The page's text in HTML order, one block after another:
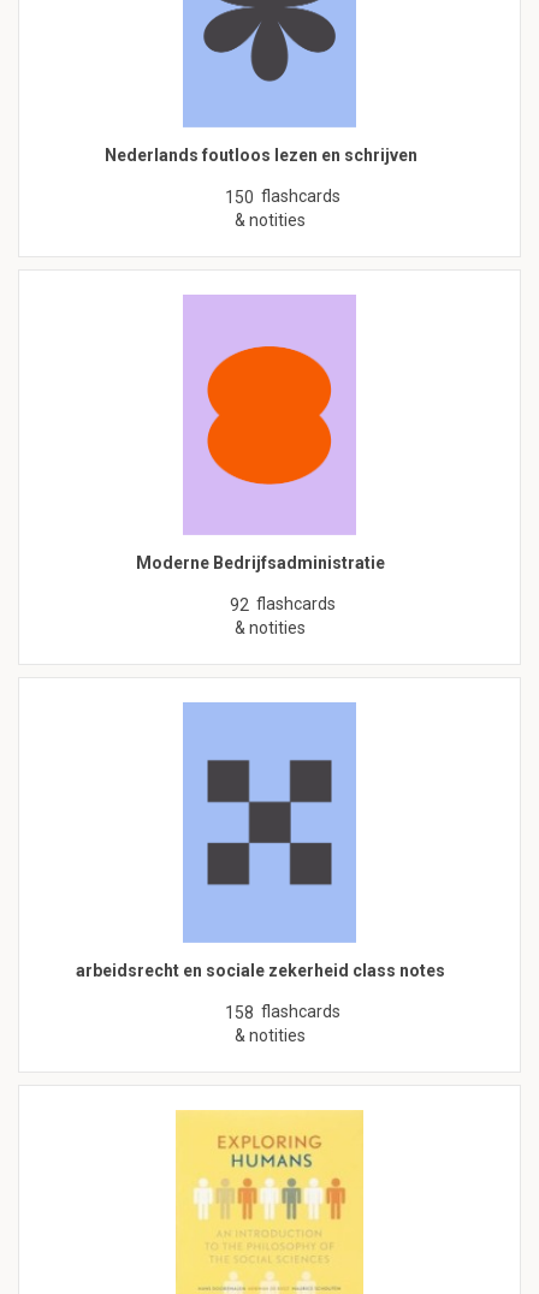
Nederlands foutloos lezen en schrijven
150 flashcards
& notities
Moderne Bedrijfsadministratie
92 flashcards
& notities
arbeidsrecht en sociale zekerheid class notes
158 flashcards
& notities